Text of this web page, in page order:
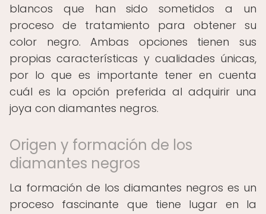
blancos que han sido sometidos a un
proceso de tratamiento para obtener su
color negro. Ambas opciones tienen sus
propias características y cualidades únicas,
por lo que es importante tener en cuenta
cuál es la opción preferida al adquirir una
joya con diamantes negros.
Origen y formación de los
diamantes negros
La formación de los diamantes negros es un
proceso fascinante que tiene lugar en la